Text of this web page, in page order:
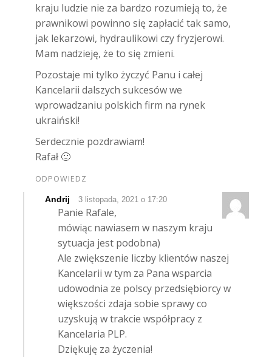
kraju ludzie nie za bardzo rozumieją to, że
prawnikowi powinno się zapłacić tak samo,
jak lekarzowi, hydraulikowi czy fryzjerowi.
Mam nadzieję, że to się zmieni.
Pozostaje mi tylko życzyć Panu i całej
Kancelarii dalszych sukcesów we
wprowadzaniu polskich firm na rynek
ukraiński!
Serdecznie pozdrawiam!
Rafał 🙂
ODPOWIEDZ
Andrij 3 listopada, 2021 o 17:20
Panie Rafale,
mówiąc nawiasem w naszym kraju
sytuacja jest podobna)
Ale zwiększenie liczby klientów naszej
Kancelarii w tym za Pana wsparcia
udowodnia ze polscy przedsiębiorcy w
większości zdaja sobie sprawy co
uzyskują w trakcie współpracy z
Kancelaria PLP.
Dziękuję za życzenia!